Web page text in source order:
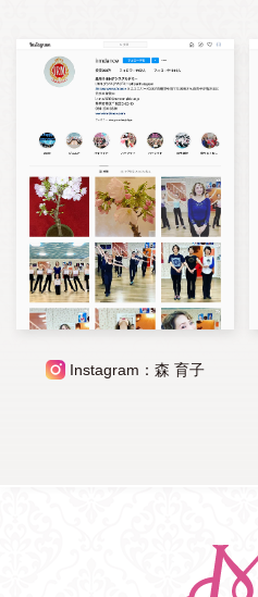
Instagram：森 育子